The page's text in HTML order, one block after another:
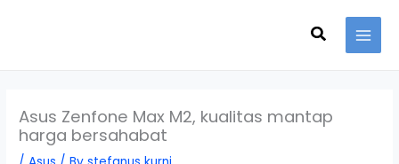
Search
Asus Zenfone Max M2, kualitas mantap
harga bersahabat